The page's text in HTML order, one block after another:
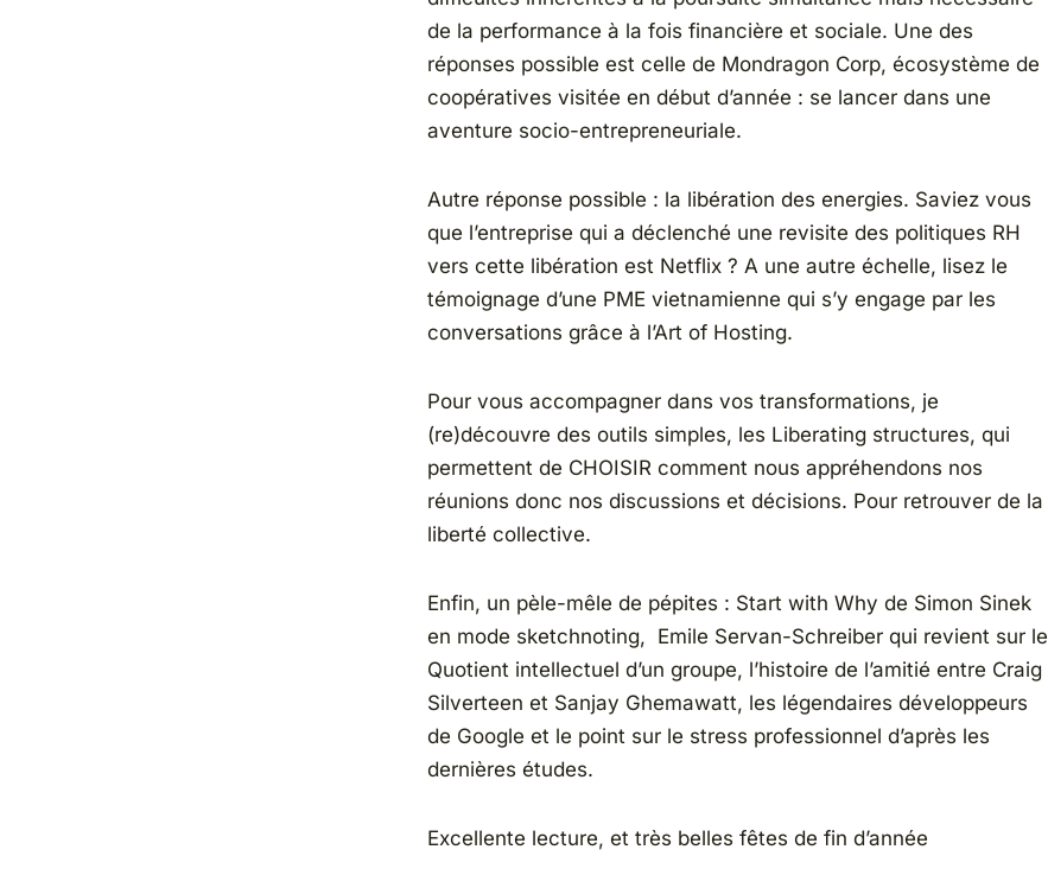
de la performance à la fois financière et sociale. Une des
réponses possible est celle de Mondragon Corp, écosystème de
coopératives visitée en début d’année : se lancer dans une
aventure socio-entrepreneuriale.
Autre réponse possible : la libération des energies. Saviez vous
que l’entreprise qui a déclenché une revisite des politiques RH
vers cette libération est Netflix ? A une autre échelle, lisez le
témoignage d’une PME vietnamienne qui s’y engage par les
conversations grâce à l’Art of Hosting.
Pour vous accompagner dans vos transformations, je
(re)découvre des outils simples, les Liberating structures, qui
permettent de CHOISIR comment nous appréhendons nos
réunions donc nos discussions et décisions. Pour retrouver de la
liberté collective.
Enfin, un pèle-mêle de pépites : Start with Why de Simon Sinek
en mode sketchnoting, Emile Servan-Schreiber qui revient sur le
Quotient intellectuel d’un groupe, l’histoire de l’amitié entre Craig
Silverteen et Sanjay Ghemawatt, les légendaires développeurs
de Google et le point sur le stress professionnel d’après les
dernières études.
Excellente lecture, et très belles fêtes de fin d’année